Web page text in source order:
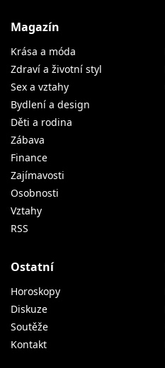
Magazín
Krása a móda
Zdraví a životní styl
Sex a vztahy
Bydlení a design
Děti a rodina
Zábava
Finance
Zajímavosti
Osobnosti
Vztahy
RSS
Ostatní
Horoskopy
Diskuze
Soutěže
Kontakt